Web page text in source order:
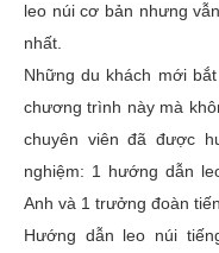
leo núi cơ bản nhưng
nhất.
Những du khách mới
chương trình này mà
chuyên viên đã được
nghiệm: 1 hướng dẫn
Anh và 1 trưởng đoàn
Hướng dẫn leo núi